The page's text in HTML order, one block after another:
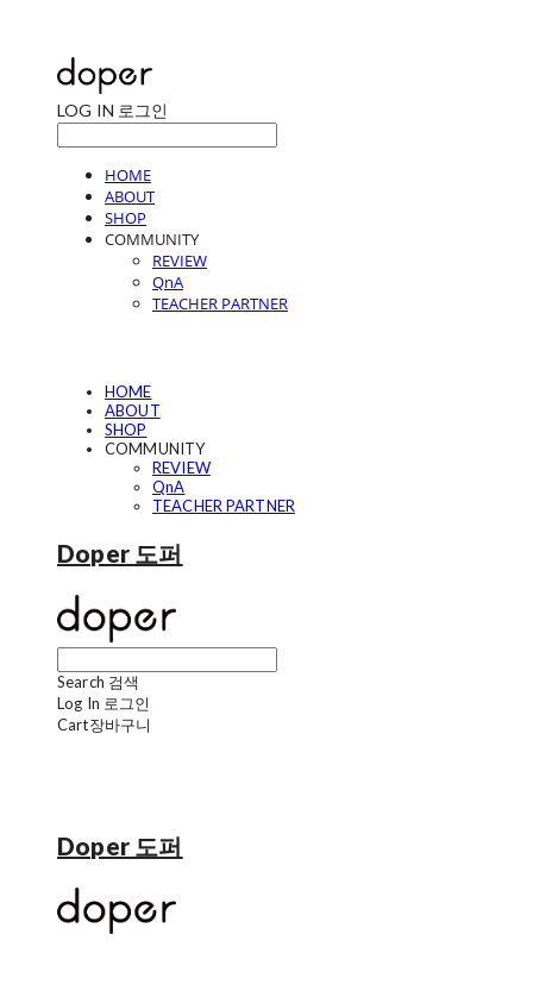
LOG IN 로그인
HOME
ABOUT
SHOP
COMMUNITY
REVIEW
QnA
TEACHER PARTNER
HOME
ABOUT
SHOP
COMMUNITY
REVIEW
QnA
TEACHER PARTNER
Doper 도퍼
Search 검색
Log In 로그인
Cart장바구니
Doper 도퍼